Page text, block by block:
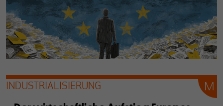
INDUSTRIALISIERUNG